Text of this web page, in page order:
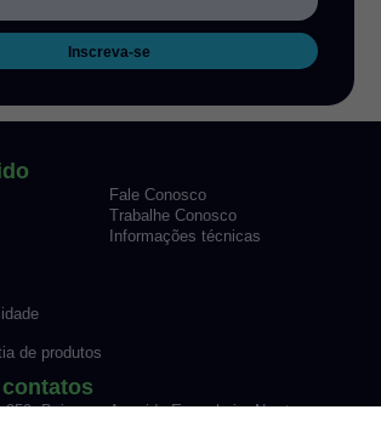
Inscreva-se
Fale Conosco
Trabalhe Conosco
Informações técnicas
de produtos
259, Bairro
Avenida Engenheiro Newton